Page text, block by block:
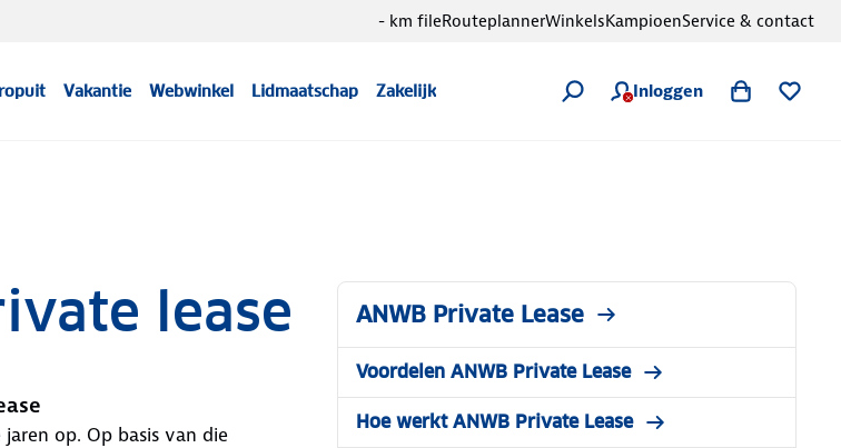
Vakantie Webwinkel Lidmaatschap Zakelijk Inloggen
- km fileRouteplannerWinkelsKampioenService & contact
lease
op. Op basis van die
ANWB Private Lease
Voordelen ANWB Private Lease
Hoe werkt ANWB Private Lease